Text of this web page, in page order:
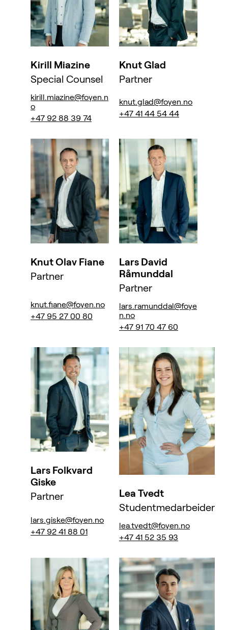
Kirill Miazine
Special Counsel
kirill.miazine@foyen.n
o
+47 92 88 39 74
Knut Glad
Partner
knut.glad@foyen.no
+47 41 44 54 44
Knut Olav Fiane
Partner
knut.fiane@foyen.no
+47 95 27 00 80
Lars David
Råmunddal
Partner
lars.ramunddal@foye
n.no
+47 91 70 47 60
Lars Folkvard
Giske
Partner
lars.giske@foyen.no
+47 92 41 88 01
Lea Tvedt
Studentmedarbeider
lea.tvedt@foyen.no
+47 41 52 35 93